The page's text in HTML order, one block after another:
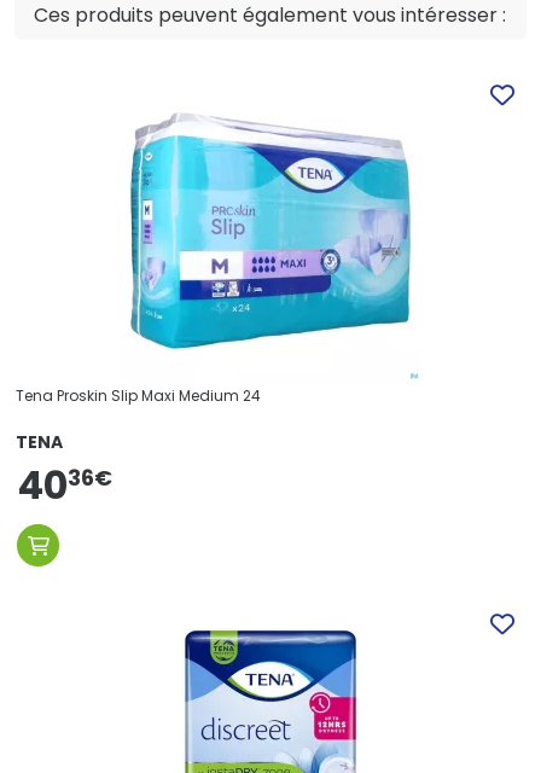
Ces produits peuvent également vous intéresser :
Tena Proskin Slip Maxi Medium 24
TENA
4036€